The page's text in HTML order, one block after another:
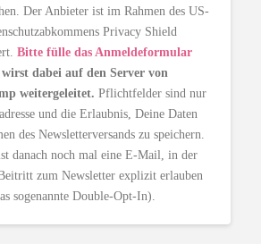
Der Anbieter ist im Rahmen des US-
Privacy Shield
Bitte fülle das Anmeldeformular
dabei auf den Server von
weitergeleitet. Pflichtfelder sind nur
und die Erlaubnis, Deine Daten
des Newsletterversands zu speichern.
danach noch mal eine E-Mail, in der
zum Newsletter explizit erlauben
sogenannte Double-Opt-In).